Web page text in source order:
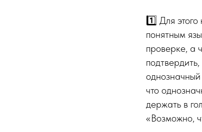
1️⃣ Для
понятным
проверке, а
что
держать в
«Возможно,